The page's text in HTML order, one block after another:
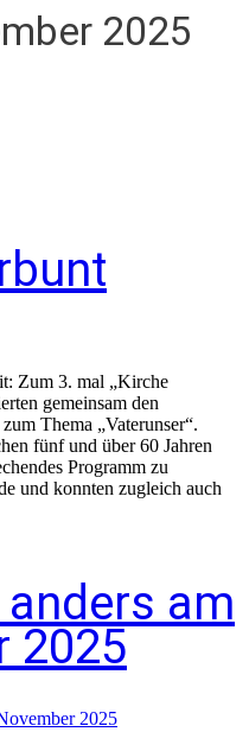
2025
Zum 3. mal „Kirche
gemeinsam den
Thema „Vaterunser“.
fünf und über 60 Jahren
Programm zu
und konnten zugleich auch
am
2025